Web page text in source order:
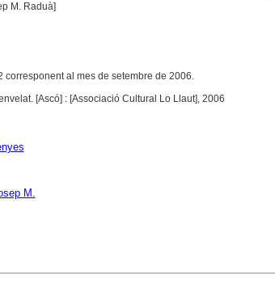
M. Raduà]
al mes de setembre de 2006.
[Ascó] : [Associació Cultural Lo Llaut], 2006
M.